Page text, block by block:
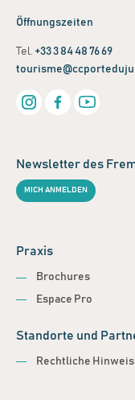
Öffnungszeiten
Tel. +33 3 84 48 76 69
Newsletter des
MICH ANMELDEN
Praxis
Brochures
Espace Pro
Standorte und
Rechtliche